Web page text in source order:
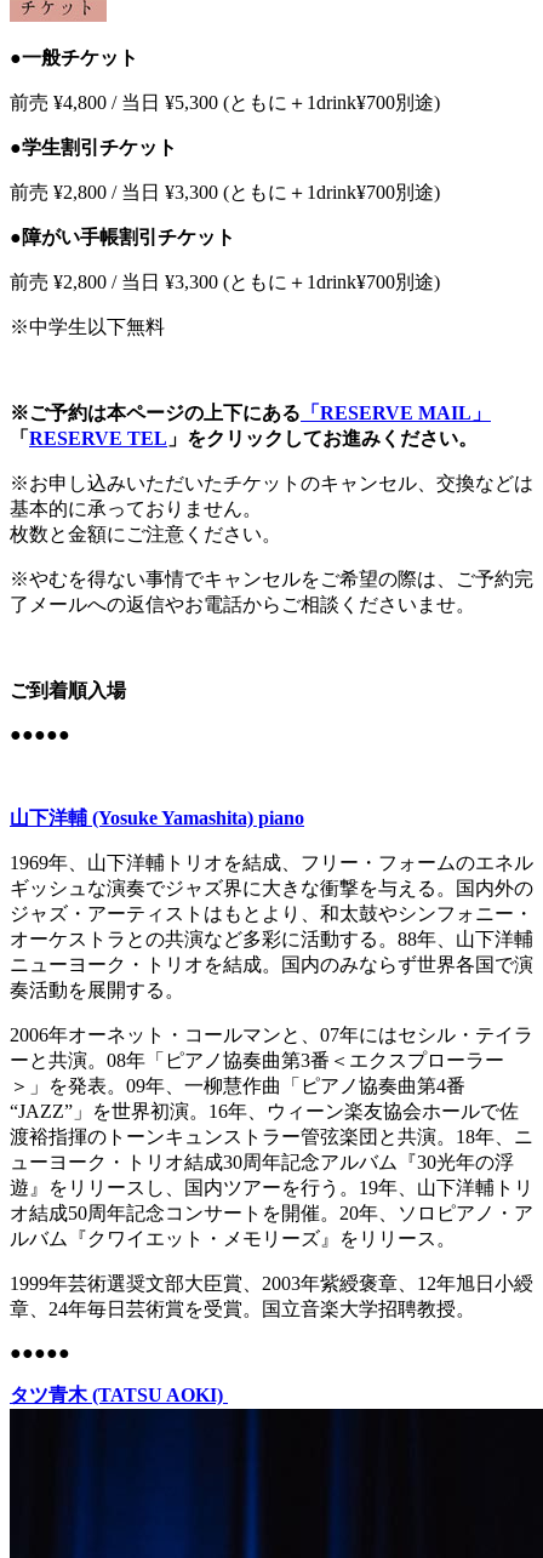
●一般チケット
前売 ¥4,800 / 当日 ¥5,300 (ともに＋1drink¥700別途)
●学生割引チケット
前売 ¥2,800 / 当日 ¥3,300 (ともに＋1drink¥700別途)
●障がい手帳割引チケット
前売 ¥2,800 / 当日 ¥3,300 (ともに＋1drink¥700別途)
※中学生以下無料
※ご予約は本ページの上下にある 「RESERVE MAIL」
「 RESERVE TEL 」をクリックしてお進みください。
※お申し込みいただいたチケットのキャンセル、 交換などは
基本的に承っておりません。
枚数と金額にご注意ください。
※やむを得ない事情でキャンセルをご希望の際は、ご予約完
了メールへの返信やお電話からご相談くださいませ。
ご到着順入場
●●●●●
山下洋輔 (Yosuke Yamashita) piano
1969年、山下洋輔トリオを結成、フリー・フォームのエネル
ギッシュな演奏でジャズ界に大きな衝撃を与える。国内外の
ジャズ・アーティストはもとより、和太鼓やシンフォニー・
オーケストラとの共演など多彩に活動する。88年、山下洋輔
ニューヨーク・トリオを結成。国内のみならず世界各国で演
奏活動を展開する。
2006年オーネット・コールマンと、07年にはセシル・テイラ
ーと共演。08年「ピアノ協奏曲第3番＜エクスプローラー
＞」を発表。09年、一柳慧作曲「ピアノ協奏曲第4番
“JAZZ”」を世界初演。16年、ウィーン楽友協会ホールで佐
渡裕指揮のトーンキュンストラー管弦楽団と共演。18年、ニ
ューヨーク・トリオ結成30周年記念アルバム『30光年の浮
遊』をリリースし、国内ツアーを行う。19年、山下洋輔トリ
オ結成50周年記念コンサートを開催。20年、ソロピアノ・ア
ルバム『クワイエット・メモリーズ』をリリース。
1999年芸術選奨文部大臣賞、2003年紫綬褒章、12年旭日小綬
章、24年毎日芸術賞を受賞。国立音楽大学招聘教授。
●●●●●
タツ青木 (TATSU AOKI)